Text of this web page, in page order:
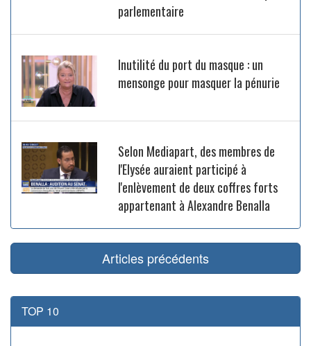
parlementaire
Inutilité du port du masque : un
mensonge pour masquer la pénurie
Selon Mediapart, des membres de
l'Elysée auraient participé à
l'enlèvement de deux coffres forts
appartenant à Alexandre Benalla
Articles précédents
TOP 10